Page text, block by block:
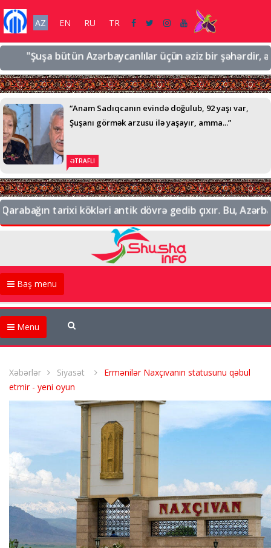
AZ EN RU TR
"Şuşa bütün Azərbaycanlılar üçün əziz bir şəhərdir,
“Anam Sadıqcanın evində doğulub, 92 yaşı var,
Şuşanı görmək arzusu ilə yaşayır, amma...”
ƏTRAFLI
tarixi kökləri antik dövrə gedib çıxır. Bu,
Baş menu
Menu
Xəbərlər Siyasət
Ermənilər Naxçıvanın statusunu qəbul
etmir - yeni oyun